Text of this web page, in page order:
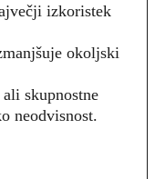
izkoristek
okoljski
skupnostne
neodvisnost.